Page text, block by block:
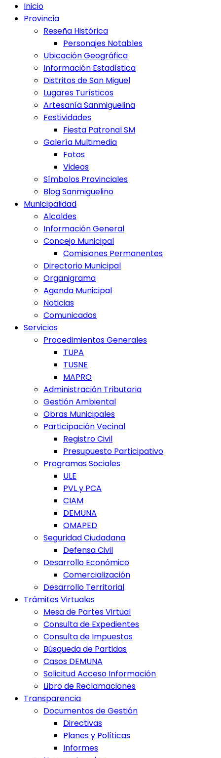
Inicio
Provincia
Reseña Histórica
Personajes Notables
Ubicación Geográfica
Información Estadística
Distritos de San Miguel
Lugares Turísticos
Artesanía Sanmiguelina
Festividades
Fiesta Patronal SM
Galería Multimedia
Fotos
Videos
Símbolos Provinciales
Blog Sanmiguelino
Municipalidad
Alcaldes
Información General
Concejo Municipal
Comisiones Permanentes
Directorio Municipal
Organigrama
Agenda Municipal
Noticias
Comunicados
Servicios
Procedimientos Generales
TUPA
TUSNE
MAPRO
Administración Tributaria
Gestión Ambiental
Obras Municipales
Participación Vecinal
Registro Civil
Presupuesto Participativo
Programas Sociales
ULE
PVL y PCA
CIAM
DEMUNA
OMAPED
Seguridad Ciudadana
Defensa Civil
Desarrollo Económico
Comercialización
Desarrollo Territorial
Trámites Virtuales
Mesa de Partes Virtual
Consulta de Expedientes
Consulta de Impuestos
Búsqueda de Partidas
Casos DEMUNA
Solicitud Acceso Información
Libro de Reclamaciones
Transparencia
Documentos de Gestión
Directivas
Planes y Políticas
Informes